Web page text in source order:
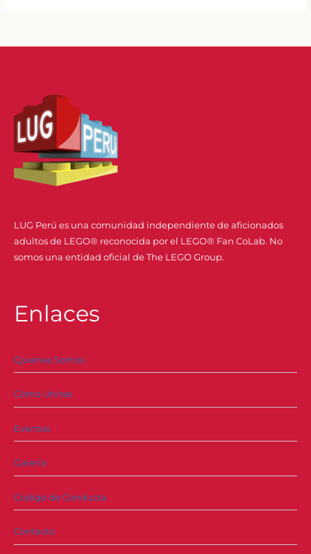
–
startfighter
UCS
LUG Perú es una comunidad independiente de aficionados
adultos de LEGO® reconocida por el LEGO® Fan CoLab. No
somos una entidad oficial de The LEGO Group.
Enlaces
Quiénes Somos
Cómo Unirse
Eventos
Galería
Código de Conducta
Contacto